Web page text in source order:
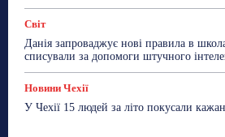
Світ
Данія запроваджує нові правила в
списували за допомоги штучного
Новини Чехії
У Чехії 15 людей за літо покусали